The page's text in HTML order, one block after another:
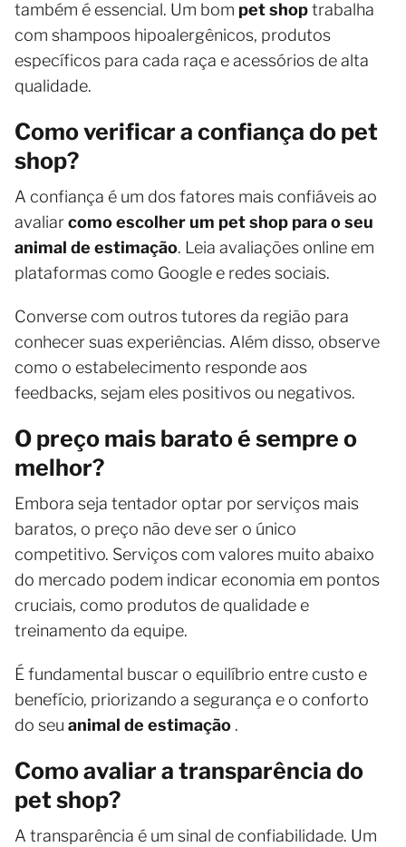
também é essencial. Um bom pet shoptrabalha
com shampoos hipoalergênicos, produtos
específicos para cada raça e acessórios de alta
qualidade.
Como verificar a confiança do pet
shop?
A confiança é um dos fatores mais confiáveis ​​ao
avaliarcomo escolher um pet shop para o seu
animal de estimação. Leia avaliações online em
plataformas como Google e redes sociais.
Converse com outros tutores da região para
conhecer suas experiências. Além disso, observe
como o estabelecimento responde aos
feedbacks, sejam eles positivos ou negativos.
O preço mais barato é sempre o
melhor?
Embora seja tentador optar por serviços mais
baratos, o preço não deve ser o único
competitivo. Serviços com valores muito abaixo
do mercado podem indicar economia em pontos
cruciais, como produtos de qualidade e
treinamento da equipe.
É fundamental buscar o equilíbrio entre custo e
benefício, priorizando a segurança e o conforto
do seu animal de estimação .
Como avaliar a transparência do
pet shop?
A transparência é um sinal de confiabilidade. Um